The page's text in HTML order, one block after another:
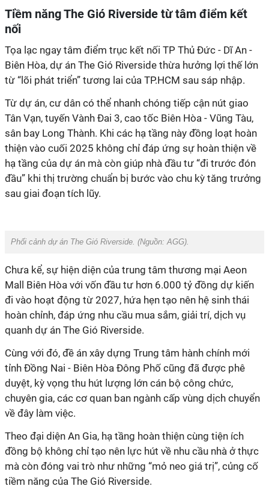
Tiềm năng The Gió Riverside từ tâm điểm kết
nối
Tọa lạc ngay tâm điểm trục kết nối TP Thủ Đức - Dĩ An -
Biên Hòa, dự án The Gió Riverside thừa hưởng lợi thế lớn
từ “lõi phát triển” tương lai của TP.HCM sau sáp nhập.
Từ dự án, cư dân có thể nhanh chóng tiếp cận nút giao
Tân Vạn, tuyến Vành Đai 3, cao tốc Biên Hòa - Vũng Tàu,
sân bay Long Thành. Khi các hạ tầng này đồng loạt hoàn
thiện vào cuối 2025 không chỉ đáp ứng sự hoàn thiện về
hạ tầng của dự án mà còn giúp nhà đầu tư “đi trước đón
đầu” khi thị trường chuẩn bị bước vào chu kỳ tăng trưởng
sau giai đoạn tích lũy.
Phối cảnh dự án The Gió Riverside. (Nguồn:AGG).
Chưa kể, sự hiện diện của trung tâm thương mại Aeon
Mall Biên Hòa với vốn đầu tư hơn 6.000 tỷ đồng dự kiến
đi vào hoạt động từ 2027, hứa hẹn tạo nên hệ sinh thái
hoàn chỉnh, đáp ứng nhu cầu mua sắm, giải trí, dịch vụ
quanh dự án The Gió Riverside.
Cùng với đó, đề án xây dựng Trung tâm hành chính mới
tỉnh Đồng Nai - Biên Hòa Đông Phố cũng đã được phê
duyệt, kỳ vọng thu hút lượng lớn cán bộ công chức,
chuyên gia, các cơ quan ban ngành cấp vùng dịch chuyển
về đây làm việc.
Theo đại diện An Gia, hạ tầng hoàn thiện cùng tiện ích
đồng bộ không chỉ tạo nên lực hút về nhu cầu nhà ở thực
mà còn đóng vai trò như những “mỏ neo giá trị”, củng cố
tiềm năng của The Gió Riverside.